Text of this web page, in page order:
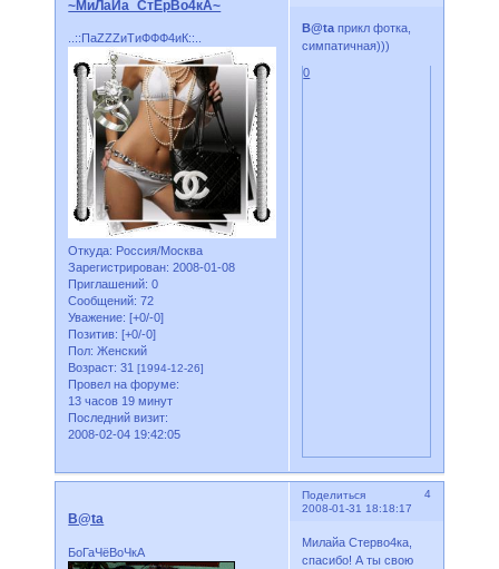
~МиЛаЙа_СтЕрВо4кА~
..::ПаZZZиТиФФФ4иК::..
Откуда: Россия/Москва
Зарегистрирован: 2008-01-08
Приглашений: 0
Сообщений: 72
Уважение: [+0/-0]
Позитив: [+0/-0]
Пол: Женский
Возраст: 31[1994-12-26]
Провел на форуме:
13 часов 19 минут
Последний визит:
2008-02-04 19:42:05
B@ta прикл фотка,
симпатичная)))
0
Поделиться
4
2008-01-31 18:18:17
B@ta
БоГаЧёВоЧкА
Милайа Стерво4ка,
спасибо! А ты свою